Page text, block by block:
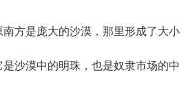
方是庞大的沙漠，那里形成了大小
沙漠中的明珠，也是奴隶市场的中